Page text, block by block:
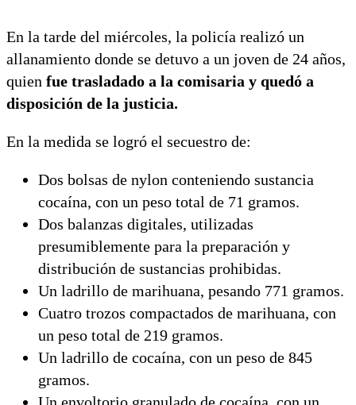
En la tarde del miércoles, la policía realizó un
allanamiento donde se detuvo a un joven de 24 años,
quien fue trasladado a la comisaria y quedó a
disposición de la justicia.
En la medida se logró el secuestro de:
Dos bolsas de nylon conteniendo sustancia
cocaína, con un peso total de 71 gramos.
Dos balanzas digitales, utilizadas
presumiblemente para la preparación y
distribución de sustancias prohibidas.
Un ladrillo de marihuana, pesando 771 gramos.
Cuatro trozos compactados de marihuana, con
un peso total de 219 gramos.
Un ladrillo de cocaína, con un peso de 845
gramos.
Un envoltorio granulado de cocaína, con un